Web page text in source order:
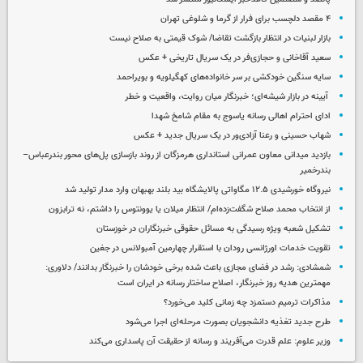
۴ مقصد دلچسب برای فرار از گرما و شلوغی تهران
بازار لبنیات در انتظار بازگشت تقاضا/ شوک قیمتی به صلاح نیست
سعید آقاخانی و حجازی‌فر در یک سریال تاریخی + عکس
سایه سنگین خودکشی بر سر خانواده‌های کهگیلویه و بویراحمد
آیینه در بازار شیشه‌ای؛ خبرنگار میان روایت، واقعیت و خطر
ادای احترام اهالی رسانه یاسوج به مقام شامخ شهدا
شهاب حسینی و رعنا آزادی‌ور در یک سریال جدید + عکس
بازدید میدانی معاون عمرانی استانداری هرمزگان از روند بازسازی پل‌های محور بندرعباس–
بندرخمیر
نیروگاه خورشیدی ۱۲.۵ مگاواتی پالایشگاه بید بلند بهبهان وارد مدار تولید شد
از انتخاب محمد صلاح شگفت‌زده‌ام/ انتظار میلان یا یوونتوس را داشتم، نه ترابزون
تشکیل شعبه ویژه رسیدگی به مسائل حقوقی خبرنگاران در خوزستان
تقویت خدمات اورژانسی رودان با استقرار چهارمین آمبولانس در جغین
شمشادی: رشد در فضای مجازی باعث شده برخی خودشان را خبرنگار بدانند/ دلاوری:
مهمترین هدیه‌ روز خبرنگار، اصلاح ساختار رسانه در ایران است
مذاکرات ترمیم دستمزد چه زمانی کلید می‌خورد؟
طرح جدید تغذیه دانشجویان بصورت مرحله‌ای اجرا می‌شود
وزیر علوم: علم قدرت می‌آفریند و رسانه از حقیقت آن پاسداری می‌کند